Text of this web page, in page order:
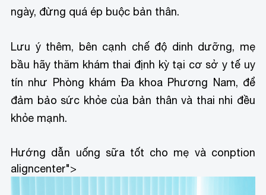
ngày, đừng quá ép buộc bản thân.
Lưu ý thêm, bên cạnh chế độ dinh dưỡng, mẹ
bầu hãy thăm khám thai định kỳ tại cơ sở y tế uy
tín như Phòng khám Đa khoa Phương Nam, để
đảm bảo sức khỏe của bản thân và thai nhi đều
khỏe mạnh.
Hướng dẫn uống sữa tốt cho mẹ và conption
aligncenter">